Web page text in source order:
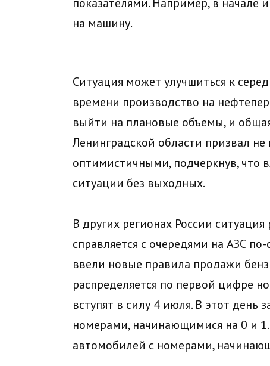
на машину.
Ситуация может улучшиться к
времени производство на
выйти на плановые объемы, и
Ленинградской области призвал
оптимистичными, подчеркнув, что
ситуации без выходных.
В других регионах России
справляется с очередями на АЗС
ввели новые правила продажи
распределяется по первой цифре
вступят в силу 4 июля. В этот
номерами, начинающимися на 0 и
автомобилей с номерами,